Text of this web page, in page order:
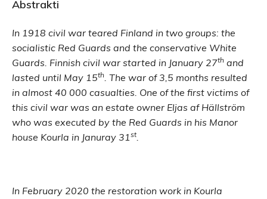
Abstrakti
In 1918 civil war teared Finland in two groups: the
socialistic Red Guards and the conservative White
Guards. Finnish civil war started in January 27th and
lasted until May 15th. The war of 3,5 months resulted
in almost 40 000 casualties. One of the first victims of
this civil war was an estate owner Eljas af Hällström
who was executed by the Red Guards in his Manor
house Kourla in Januray 31st.
In February 2020 the restoration work in Kourla